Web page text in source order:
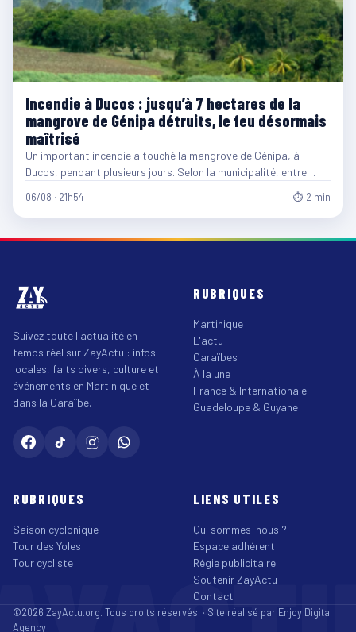
Incendie à Ducos : jusqu’à 7 hectares de la
mangrove de Génipa détruits, le feu désormais
maîtrisé
Un important incendie a touché la mangrove de Génipa, à
Ducos, pendant plusieurs jours. Selon la municipalité, entre…
06/08 · 21h54 ⏱ 2 min
Suivez toute l'actualité en
temps réel sur ZayActu : infos
locales, faits divers, culture et
événements en Martinique et
dans la Caraïbe.
RUBRIQUES
Martinique
L'actu
Caraïbes
À la une
France & Internationale
Guadeloupe & Guyane
RUBRIQUES
Saison cyclonique
Tour des Yoles
Tour cycliste
LIENS UTILES
Qui sommes-nous ?
Espace adhérent
Régie publicitaire
Soutenir ZayActu
Contact
©2026 ZayActu.org. Tous droits réservés. · Site réalisé par Enjoy Digital
Agency